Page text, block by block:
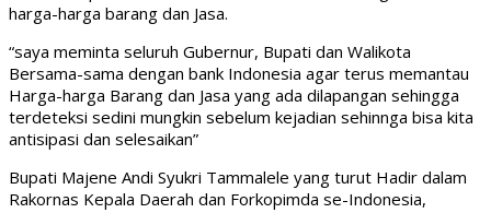
harga-harga barang dan Jasa.
“saya meminta seluruh Gubernur, Bupati dan Walikota
Bersama-sama dengan bank Indonesia agar terus memantau
Harga-harga Barang dan Jasa yang ada dilapangan sehingga
terdeteksi sedini mungkin sebelum kejadian sehinnga bisa kita
antisipasi dan selesaikan”
Bupati Majene Andi Syukri Tammalele yang turut Hadir dalam
Rakornas Kepala Daerah dan Forkopimda se-Indonesia,